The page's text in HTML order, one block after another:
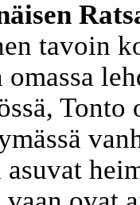
tavoin
Tonto